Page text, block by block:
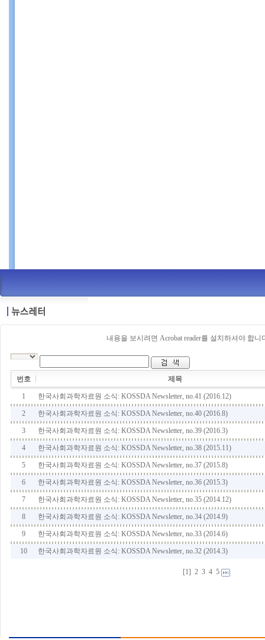
내용을 보시려면 Acrobat reader를 설치하셔야 합니
번호 제목
1 한국사회과학자료원 소식: KOSSDA Newsletter, no.41 (2016.12)
2 한국사회과학자료원 소식: KOSSDA Newsletter, no.40 (2016.8)
3 한국사회과학자료원 소식: KOSSDA Newsletter, no.39 (2016.3)
4 한국사회과학자료원 소식: KOSSDA Newsletter, no.38 (2015.11)
5 한국사회과학자료원 소식: KOSSDA Newsletter, no.37 (2015.8)
6 한국사회과학자료원 소식: KOSSDA Newsletter, no.36 (2015.3)
7 한국사회과학자료원 소식: KOSSDA Newsletter, no.35 (2014.12)
8 한국사회과학자료원 소식: KOSSDA Newsletter, no.34 (2014.9)
9 한국사회과학자료원 소식: KOSSDA Newsletter, no.33 (2014.6)
10 한국사회과학자료원 소식: KOSSDA Newsletter, no.32 (2014.3)
[1] 2 3 4 5